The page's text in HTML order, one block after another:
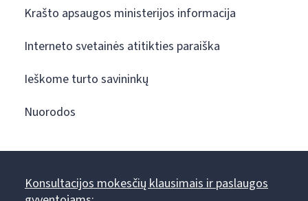
Krašto apsaugos ministerijos informacija
Interneto svetainės atitikties paraiška
Ieškome turto savininkų
Nuorodos
Konsultacijos mokesčių klausimais ir paslaugos